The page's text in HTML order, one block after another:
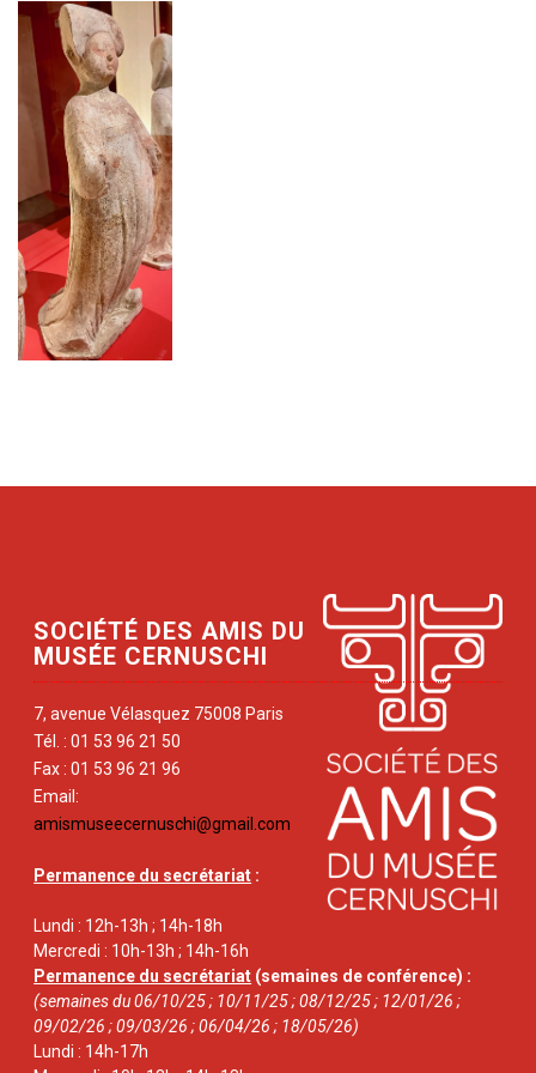
SOCIÉTÉ DES AMIS DU
MUSÉE CERNUSCHI
7, avenue Vélasquez 75008 Paris
Tél. : 01 53 96 21 50
Fax : 01 53 96 21 96
Email:
amismuseecernuschi@gmail.com
Permanence du secrétariat :
Lundi : 12h-13h ; 14h-18h
Mercredi : 10h-13h ; 14h-16h
Permanence du secrétariat (semaines de conférence) :
(semaines du 06/10/25 ; 10/11/25 ; 08/12/25 ; 12/01/26 ;
09/02/26 ; 09/03/26 ; 06/04/26 ; 18/05/26)
Lundi : 14h-17h